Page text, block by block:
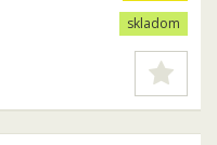
skladom